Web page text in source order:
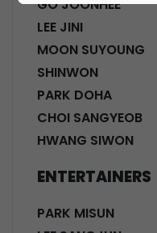
GO JOONHEE
LEE JINI
MOON SUYOUNG
SHINWON
PARK DOHA
CHOI SANGYEOB
HWANG SIWON
ENTERTAINERS
PARK MISUN